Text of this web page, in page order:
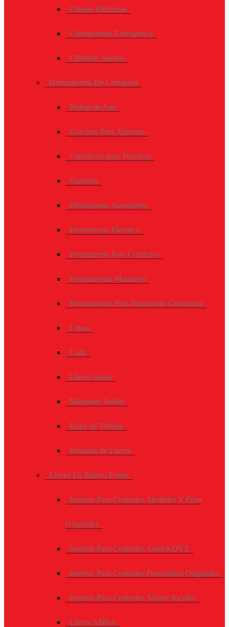
Chapas Eléctricas
Cierrapuertas Emergencia
Cilindros Sueltos
Herramientas De Cerrajería
Bolsas de Aire
Ganchos Para Apertura
Cerraduras para Practicar
Ganzuas
Herramienta Automotriz
Herramienta Eléctrica
Herramienta Para Controles
Herramientas Manuales
Herramientas Para Instalación Cerraduras
Limas
Lishi
Llaves Guias
Máquinas Soldar
Ropa de Trabajo
Rosarios de Llaves
Llaves En Blanco Forjas
Insertos Para Controles Abatibles Y Fijos
Originales
Insertos Para Controles Autel KDYZ
Insertos Para Controles Proximidad Originales
Insertos Para Controles Xhorse Keydiy
Llaves ABBA